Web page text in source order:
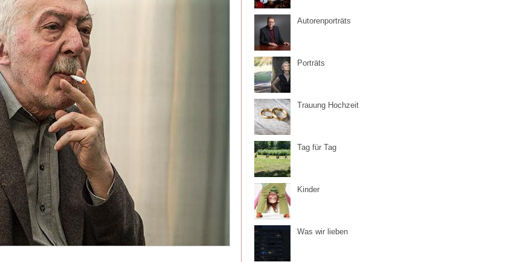
Autorenporträts
Porträts
Trauung Hochzeit
Tag für Tag
Kinder
Was wir lieben